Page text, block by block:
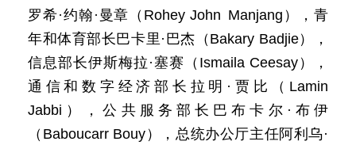
罗希·约翰·曼章（Rohey John Manjang），青
年和体育部长巴卡里·巴杰（Bakary Badjie），
信息部长伊斯梅拉·塞赛（Ismaila Ceesay），
通信和数字经济部长拉明·贾比（Lamin
Jabbi），公共服务部长巴布卡尔·布伊
（Baboucarr Bouy），总统办公厅主任阿利乌·